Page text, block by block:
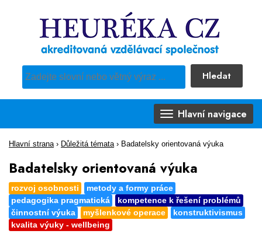
Hledat
Pro vyhledávání obsahu webu použijte předdefinovaný výběr
Hlavní navigace
Hlavní strana › Důležitá témata › Badatelsky orientovaná výuka
Badatelsky orientovaná výuka
rozvoj osobnosti
metody a formy práce
pedagogika pragmatická
kompetence k řešení problémů
činnostní výuka
myšlenkové operace
konstruktivismus
kvalita výuky - wellbeing